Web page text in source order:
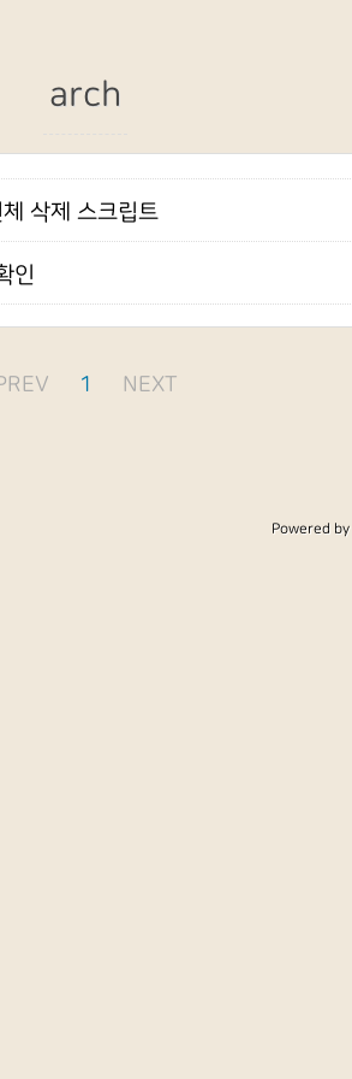
arch
삭제 스크립트
인
1 NEXT
Powered by